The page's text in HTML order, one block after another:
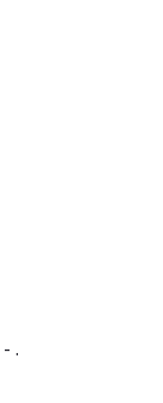
- .